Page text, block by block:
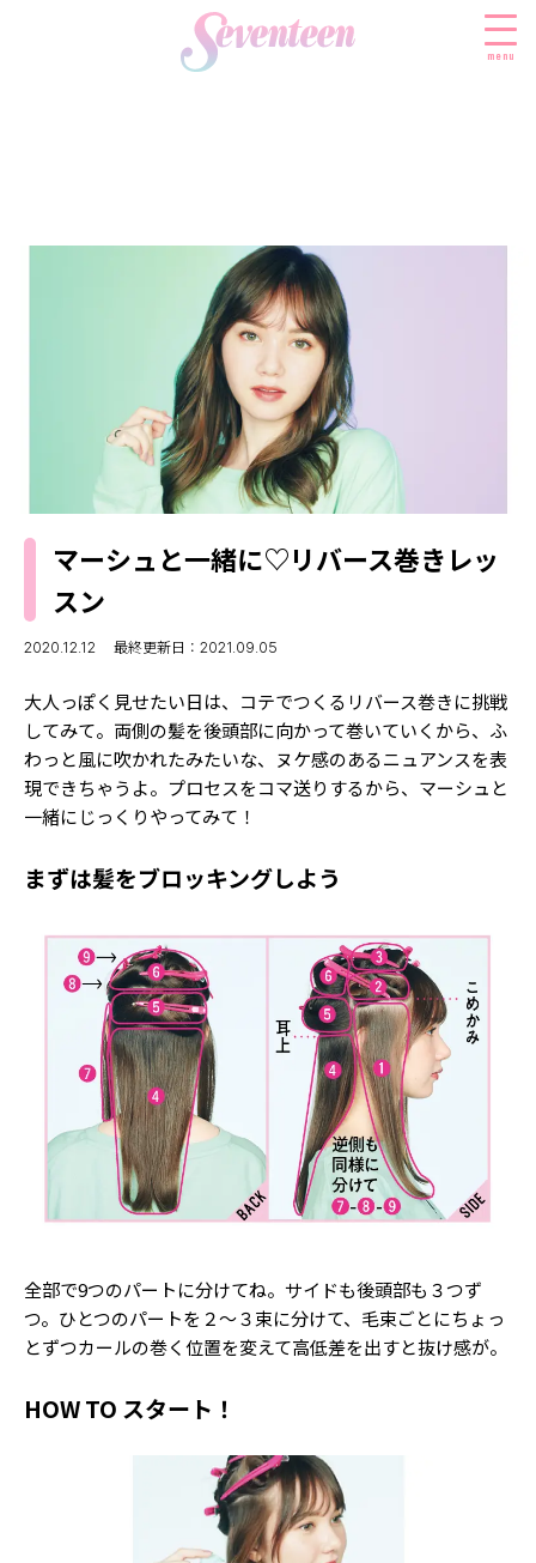
menu
FASHION
ファッションニュース
ビューティニュース
トレンドメイク
ベストコスメ
ヘアアレンジ・ヘアケア
スキンケア
ボディケア
スクールニュース
制服コーデ
学校ヘアメイク
勉強・受験・進路
ENTERTAINMENT
エンタメニュース
なにわ男子
K-POP
LIFESTYLE
ライフスタイルニュース
JKランキング・アワード
モデルの購入品
おでかけ
JK TREND
MODELS
MODEL'S BLOG
TikTok
Instagram
YouTube
FORTUNE
ゲッターズ飯田
ミスセブンティーンニュース
MAGAZINE
バックナンバー
INFORMATION
Seventeenについて
Follow us
ST member
マーシュと一緒に♡リバース巻きレッ
スン
2020.12.12 最終更新日：2021.09.05
大人っぽく見せたい日は、コテでつくるリバース巻きに挑戦
してみて。両側の髪を後頭部に向かって巻いていくから、ふ
わっと風に吹かれたみたいな、ヌケ感のあるニュアンスを表
現できちゃうよ。プロセスをコマ送りするから、マーシュと
一緒にじっくりやってみて！
まずは髪をブロッキングしよう
全部で9つのパートに分けてね。サイドも後頭部も３つず
つ。ひとつのパートを２～３束に分けて、毛束ごとにちょっ
とずつカールの巻く位置を変えて高低差を出すと抜け感が。
HOW TO スタート！